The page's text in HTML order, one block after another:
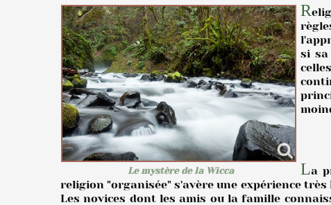
Le mystère de la Wicca
R
si sa
La
religion "organisée" s'avère une expérience
Les novices dont les amis ou la famille